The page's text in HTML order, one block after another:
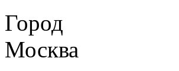
Город
Москва